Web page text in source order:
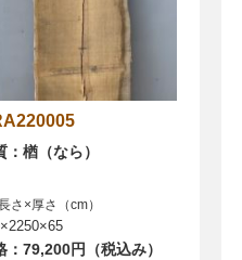
：楢（なら）
さ×厚さ（cm）
：79,200円（税込み）